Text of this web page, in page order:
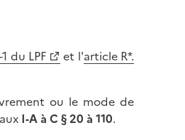
du LPF et l'article R*.
ou le mode de
I-A à C § 20 à 110.